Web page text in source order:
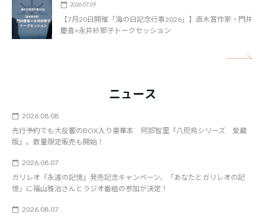
2026.07.09
【7月20日開催「海の日記念行事2026」】直木賞作家・門井
慶喜×永井紗耶子トークセッション
ニュース
2026.08.08
先行予約でも大反響のBOX入り豪華本 阿部智里『八咫烏シリーズ 愛蔵
版』。数量限定販売も開始！
2026.08.07
ガリレオ『永遠の記憶』発売記念キャンペーン、「あなたとガリレオの記
憶」に福山雅治さんとラジオ番組の参加が決定！
2026.08.07